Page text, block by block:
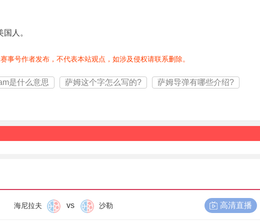
人。
事号作者发布，不代表本站观点，如涉及侵权请联系删除。
是什么意思 萨姆这个字怎么写的?
萨姆导弹有哪些介绍?
海尼拉夫 vs 沙勒 高清直播